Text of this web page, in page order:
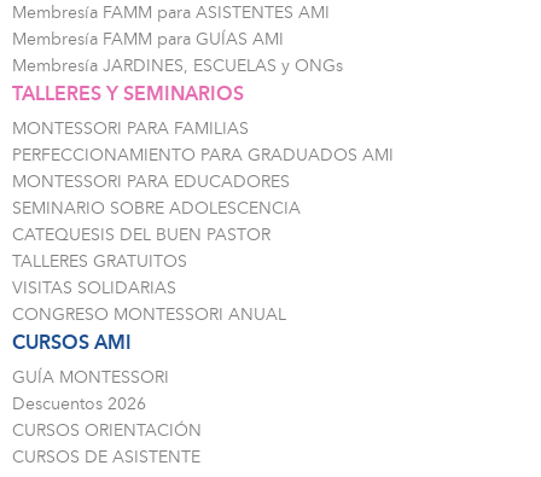
Membresía FAMM para ASISTENTES AMI
Membresía FAMM para GUÍAS AMI
Membresía JARDINES, ESCUELAS y ONGs
TALLERES Y SEMINARIOS
MONTESSORI PARA FAMILIAS
PERFECCIONAMIENTO PARA GRADUADOS AMI
MONTESSORI PARA EDUCADORES
SEMINARIO SOBRE ADOLESCENCIA
CATEQUESIS DEL BUEN PASTOR
TALLERES GRATUITOS
VISITAS SOLIDARIAS
CONGRESO MONTESSORI ANUAL
CURSOS AMI
GUÍA MONTESSORI
Descuentos 2026
CURSOS ORIENTACIÓN
CURSOS DE ASISTENTE